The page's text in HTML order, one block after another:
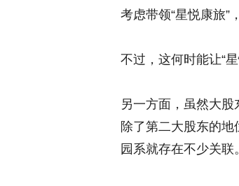
考虑带领“星悦康旅”
不过，这何时能让“
另一方面，虽然大股
除了第二大股东的
园系就存在不少关联。